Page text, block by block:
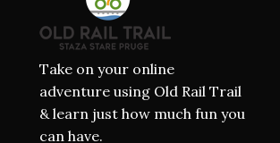
Take on your online
adventure using Old Rail Trail
& learn just how much fun you
can have.